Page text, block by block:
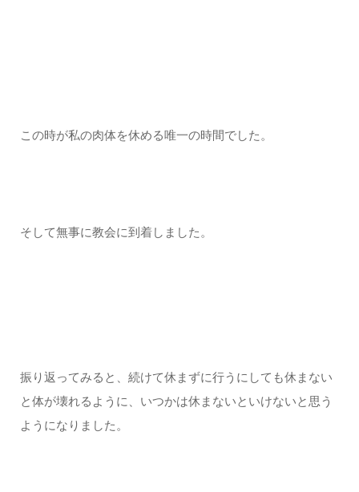
この時が私の肉体を休める唯一の時間でした。
そして無事に教会に到着しました。
振り返ってみると、続けて休まずに行うにしても休まない
と体が壊れるように、いつかは休まないといけないと思う
ようになりました。